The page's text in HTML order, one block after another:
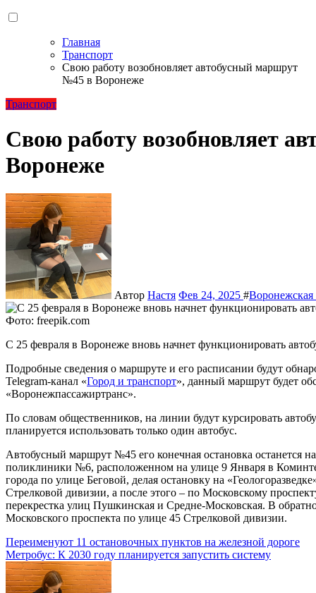
Главная
Транспорт
Свою работу возобновляет автобусный маршрут
№45 в Воронеже
Транспорт
Свою работу возобновляет
Воронеже
Автор Настя Фев 24, 2025 #Воронежская
Фото: freepik.com
С 25 февраля в Воронеже вновь начнет функционировать
Подробные сведения о маршруте и его расписании будут
Telegram-канал «Город и транспорт», данный маршрут будет
«Воронежпассажиртранс».
По словам общественников, на линии будут курсировать
планируется использовать только один автобус.
Автобусный маршрут №45 его конечная остановка останется
поликлиники №6, расположенном на улице 9 Января в
города по улице Беговой, делая остановку на
Стрелковой дивизии, а после этого – по Московскому
перекрестка улиц Пушкинская и Средне-Московская. В
Московского проспекта по улице 45 Стрелковой дивизии.
Навигация
по
записям
Переименуют 11 остановочных пунктов на железной дороге
Метробус: К 2030 году планируется запустить систему